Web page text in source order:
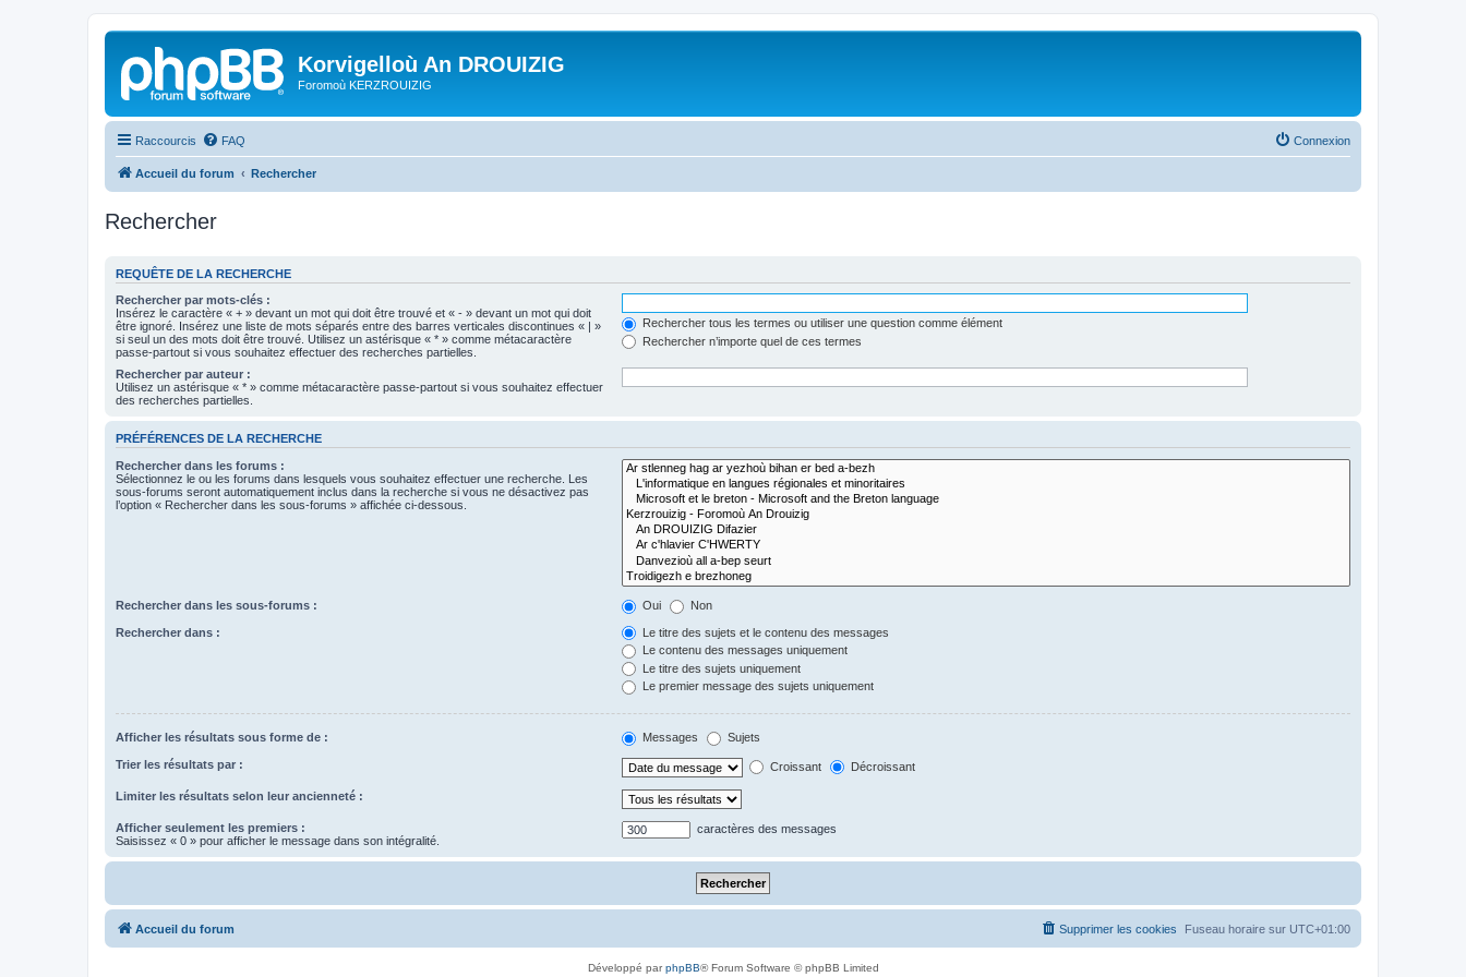
Korvigelloù An DROUIZIG
Foromoù KERZROUIZIG
Raccourcis FAQ Connexion
Accueil du forum Rechercher
Rechercher
REQUÊTE DE LA RECHERCHE
Rechercher par mots-clés :
Insérez le caractère « + » devant un mot qui doit être trouvé et « - » devant un mot qui doit
être ignoré. Insérez une liste de mots séparés entre des barres verticales discontinues « | »
si seul un des mots doit être trouvé. Utilisez un astérisque « * » comme métacaractère
passe-partout si vous souhaitez effectuer des recherches partielles.
Rechercher tous les termes ou utiliser une question comme élément
Rechercher n’importe quel de ces termes
Rechercher par auteur :
Utilisez un astérisque « * » comme métacaractère passe-partout si vous souhaitez effectuer
des recherches partielles.
PRÉFÉRENCES DE LA RECHERCHE
Rechercher dans les forums :
Sélectionnez le ou les forums dans lesquels vous souhaitez effectuer une recherche. Les
sous-forums seront automatiquement inclus dans la recherche si vous ne désactivez pas
l’option « Rechercher dans les sous-forums » affichée ci-dessous.
Rechercher dans les sous-forums : Oui Non
Rechercher dans :
Le titre des sujets et le contenu des messages
Le contenu des messages uniquement
Le titre des sujets uniquement
Le premier message des sujets uniquement
Afficher les résultats sous forme de : Messages Sujets
Trier les résultats par : Croissant Décroissant
Limiter les résultats selon leur ancienneté :
Afficher seulement les premiers :
Saisissez « 0 » pour afficher le message dans son intégralité.
caractères des messages
Accueil du forum Fuseau horaire sur UTC+01:00
Supprimer les cookies
Développé parphpBB® Forum Software © phpBB Limited